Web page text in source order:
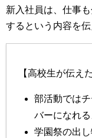
新入社員は、仕事
するという内容を伝
【高校生が伝え
部活動では
バーになれ
学園祭の出